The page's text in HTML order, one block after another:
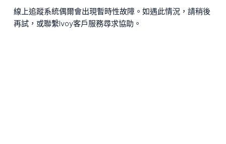
線上追蹤系統偶爾會出現暫時性故障。如遇此情況，請稍後
再試，或聯繫Ivoy客戶服務尋求協助。